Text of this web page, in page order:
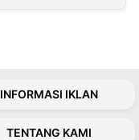
INFORMASI IKLAN
TENTANG KAMI